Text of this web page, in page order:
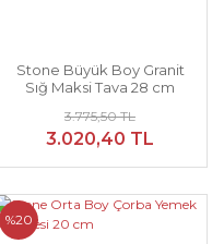
Stone Büyük Boy Granit
Sığ Maksi Tava 28 cm
3.775,50 TL
3.020,40 TL
%20